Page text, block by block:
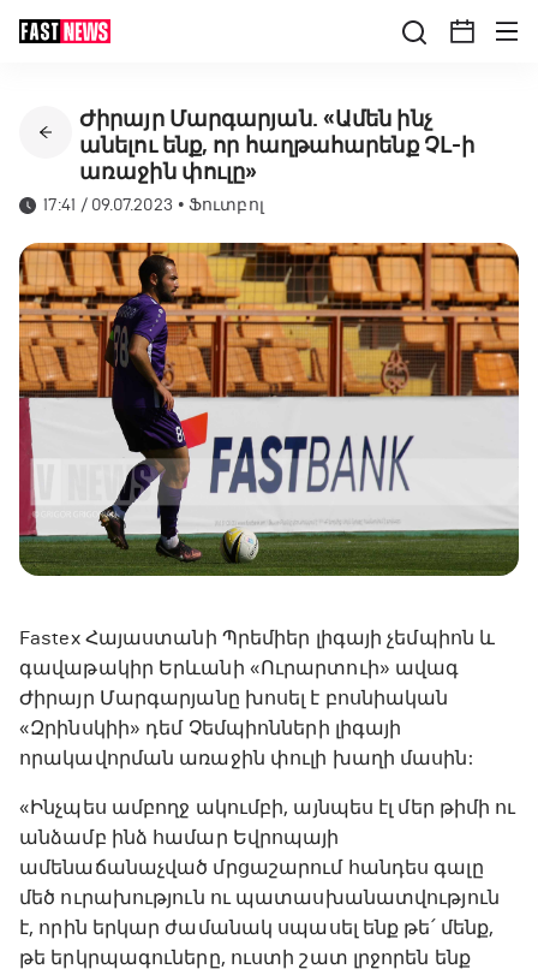
Ժիրայր Մարգարյան. «Ամեն ինչ
անելու ենք, որ հաղթահարենք ՉԼ-ի
առաջին փուլը»
17:41 / 09.07.2023 •Ֆուտբոլ
Fastex Հայաստանի Պրեմիեր լիգայի չեմպիոն և
գավաթակիր Երևանի «Ուրարտուի» ավագ
Ժիրայր Մարգարյանը խոսել է բոսնիական
«Զրինսկիի» դեմ Չեմպիոնների լիգայի
որակավորման առաջին փուլի խաղի մասին:
«Ինչպես ամբողջ ակումբի, այնպես էլ մեր թիմի ու
անձամբ ինձ համար Եվրոպայի
ամենաճանաչված մրցաշարում հանդես գալը
մեծ ուրախություն ու պատասխանատվություն
է, որին երկար ժամանակ սպասել ենք թե՛ մենք,
թե երկրպագուները, ուստի շատ լրջորեն ենք